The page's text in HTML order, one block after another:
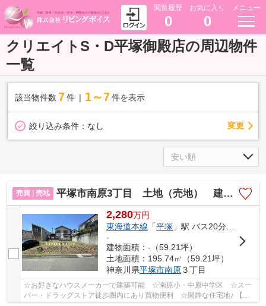
閲覧履歴
0
お気に入り
0
メニュー
クリエイトS・D平塚御殿店の周辺物件
一覧
該当物件数 7件 1～7 件を表示
絞り込み条件： なし 変更
売買 | 売地 平塚市南原3丁目 土地（売地） 建築条件なし
2,280万円
東海道本線 「平塚 」駅 バス20分 「南原土手」 停歩5分
-
建物面積：-（59.21坪）
土地面積：195.74㎡（59.21坪）
神奈川県平塚市南原３丁目
☆お好きなハウスメーカーで建築可能 ☆南原小・中原中学区 ☆スー
パー・ドラッグストア徒歩圏内にあり買物便利 ☆閑静な住宅地♪ 【平